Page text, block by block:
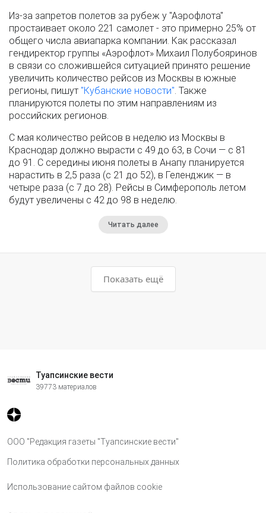
Из-за запретов полетов за рубеж у "Аэрофлота"
простаивает около 221 самолет - это примерно 25% от
общего числа авиапарка компании. Как рассказал
гендиректор группы «Аэрофлот» Михаил Полубояринов
в связи со сложившейся ситуацией принято решение
увеличить количество рейсов из Москвы в южные
регионы, пишут "Кубанские новости" . Также
планируются полеты по этим направлениям из
российских регионов.
С мая количество рейсов в неделю из Москвы в
Краснодар должно вырасти с 49 до 63, в Сочи — с 81
до 91. С середины июня полеты в Анапу планируется
нарастить в 2,5 раза (с 21 до 52), в Геленджик — в
четыре раза (с 7 до 28). Рейсы в Симферополь летом
будут увеличены с 42 до 98 в неделю.
Читать далее
Показать ещё
Туапсинские вести
39773 материалов
ООО "Редакция газеты "Туапсинские вести"
Политика обработки персональных данных
Использование сайтом файлов cookie